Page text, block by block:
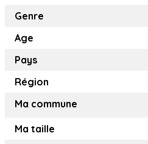
Genre
Age
Pays
Région
Ma commune
Ma taille